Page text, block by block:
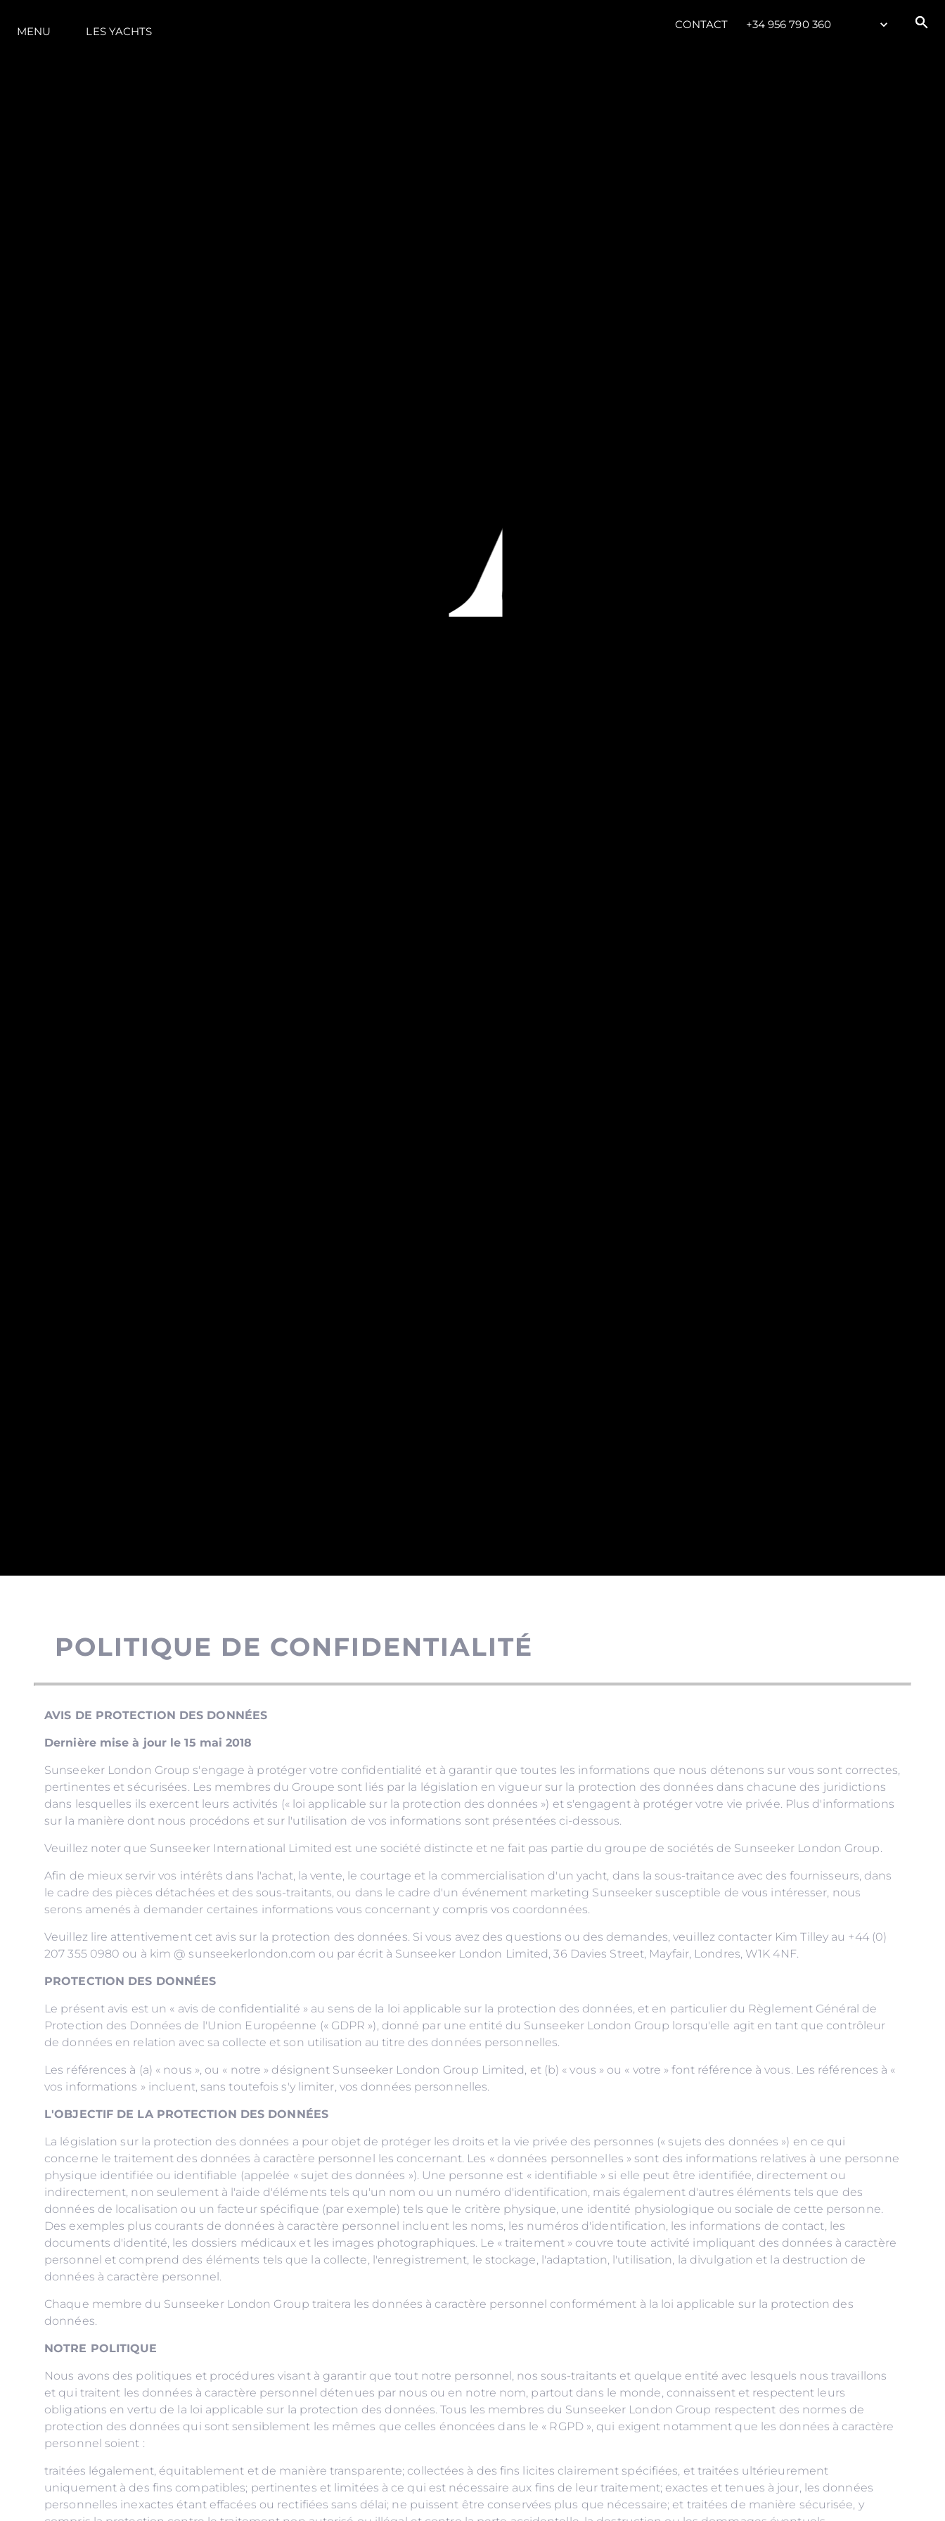
MENU LES YACHTS
CONTACT +34 956 790 360
POLITIQUE DE CONFIDENTIALITÉ
AVIS DE PROTECTION DES DONNÉES
Dernière mise à jour le 15 mai 2018
Sunseeker London Group s'engage à protéger votre confidentialité et à garantir que toutes les informations que nous détenons sur vous sont correctes,
pertinentes et sécurisées. Les membres du Groupe sont liés par la législation en vigueur sur la protection des données dans chacune des juridictions
dans lesquelles ils exercent leurs activités (« loi applicable sur la protection des données ») et s'engagent à protéger votre vie privée. Plus d'informations
sur la manière dont nous procédons et sur l'utilisation de vos informations sont présentées ci-dessous.
Veuillez noter que Sunseeker International Limited est une société distincte et ne fait pas partie du groupe de sociétés de Sunseeker London Group.
Afin de mieux servir vos intérêts dans l'achat, la vente, le courtage et la commercialisation d'un yacht, dans la sous-traitance avec des fournisseurs, dans
le cadre des pièces détachées et des sous-traitants, ou dans le cadre d'un événement marketing Sunseeker susceptible de vous intéresser, nous
serons amenés à demander certaines informations vous concernant y compris vos coordonnées.
Veuillez lire attentivement cet avis sur la protection des données. Si vous avez des questions ou des demandes, veuillez contacter Kim Tilley au +44 (0)
207 355 0980 ou à kim @ sunseekerlondon.com ou par écrit à Sunseeker London Limited, 36 Davies Street, Mayfair, Londres, W1K 4NF.
PROTECTION DES DONNÉES
Le présent avis est un « avis de confidentialité » au sens de la loi applicable sur la protection des données, et en particulier du Règlement Général de
Protection des Données de l'Union Européenne (« GDPR »), donné par une entité du Sunseeker London Group lorsqu'elle agit en tant que contrôleur
de données en relation avec sa collecte et son utilisation au titre des données personnelles.
Les références à (a) « nous », ou « notre » désignent Sunseeker London Group Limited, et (b) « vous » ou « votre » font référence à vous. Les références à «
vos informations » incluent, sans toutefois s'y limiter, vos données personnelles.
L'OBJECTIF DE LA PROTECTION DES DONNÉES
La législation sur la protection des données a pour objet de protéger les droits et la vie privée des personnes (« sujets des données ») en ce qui
concerne le traitement des données à caractère personnel les concernant. Les « données personnelles » sont des informations relatives à une personne
physique identifiée ou identifiable (appelée « sujet des données »). Une personne est « identifiable » si elle peut être identifiée, directement ou
indirectement, non seulement à l'aide d'éléments tels qu'un nom ou un numéro d'identification, mais également d'autres éléments tels que des
données de localisation ou un facteur spécifique (par exemple) tels que le critère physique, une identité physiologique ou sociale de cette personne.
Des exemples plus courants de données à caractère personnel incluent les noms, les numéros d'identification, les informations de contact, les
documents d'identité, les dossiers médicaux et les images photographiques. Le « traitement » couvre toute activité impliquant des données à caractère
personnel et comprend des éléments tels que la collecte, l'enregistrement, le stockage, l'adaptation, l'utilisation, la divulgation et la destruction de
données à caractère personnel.
Chaque membre du Sunseeker London Group traitera les données à caractère personnel conformément à la loi applicable sur la protection des
données.
NOTRE POLITIQUE
Nous avons des politiques et procédures visant à garantir que tout notre personnel, nos sous-traitants et quelque entité avec lesquels nous travaillons
et qui traitent les données à caractère personnel détenues par nous ou en notre nom, partout dans le monde, connaissent et respectent leurs
obligations en vertu de la loi applicable sur la protection des données. Tous les membres du Sunseeker London Group respectent des normes de
protection des données qui sont sensiblement les mêmes que celles énoncées dans le « RGPD », qui exigent notamment que les données à caractère
personnel soient :
traitées légalement, équitablement et de manière transparente; collectées à des fins licites clairement spécifiées, et traitées ultérieurement
uniquement à des fins compatibles; pertinentes et limitées à ce qui est nécessaire aux fins de leur traitement; exactes et tenues à jour, les données
personnelles inexactes étant effacées ou rectifiées sans délai; ne puissent être conservées plus que nécessaire; et traitées de manière sécurisée, y